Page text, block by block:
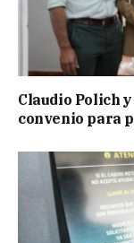
Claudio Polich
convenio para